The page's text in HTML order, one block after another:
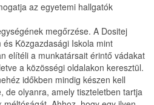
az egyetemi hallgatók
megőrzése. A Dositej
Közgazdasági Iskola mint
elítéli a munkatársait érintő vádakat
a közösségi oldalakon keresztül.
időkben mindig készen kell
de olyanra, amely tiszteletben tartja